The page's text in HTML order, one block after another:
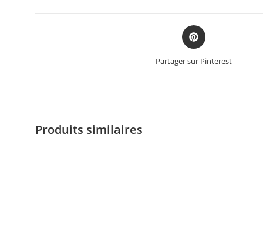
Partager sur Pinterest
Produits similaires